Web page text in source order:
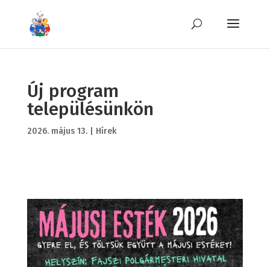
Új program
településünkön
2026. május 13.| Hírek